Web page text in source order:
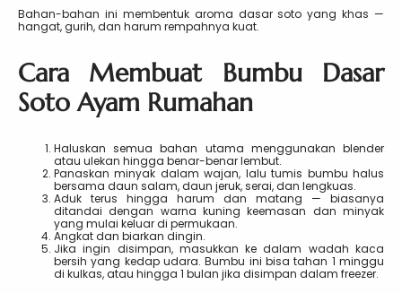
Bahan-bahan ini membentuk aroma dasar soto yang khas —
hangat, gurih, dan harum rempahnya kuat.
Cara Membuat Bumbu Dasar
Soto Ayam Rumahan
Haluskan semua bahan utama menggunakan blender
atau ulekan hingga benar-benar lembut.
Panaskan minyak dalam wajan, lalu tumis bumbu halus
bersama daun salam, daun jeruk, serai, dan lengkuas.
Aduk terus hingga harum dan matang — biasanya
ditandai dengan warna kuning keemasan dan minyak
yang mulai keluar di permukaan.
Angkat dan biarkan dingin.
Jika ingin disimpan, masukkan ke dalam wadah kaca
bersih yang kedap udara. Bumbu ini bisa tahan 1 minggu
di kulkas, atau hingga 1 bulan jika disimpan dalam freezer.